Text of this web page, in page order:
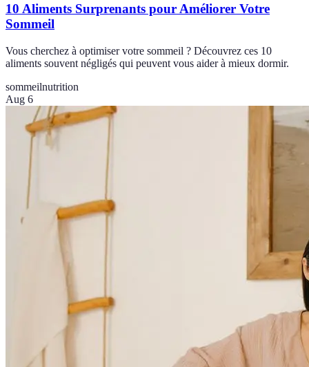
10 Aliments Surprenants pour Améliorer Votre
Sommeil
Vous cherchez à optimiser votre sommeil ? Découvrez ces 10
aliments souvent négligés qui peuvent vous aider à mieux dormir.
sommeilnutrition
Aug 6